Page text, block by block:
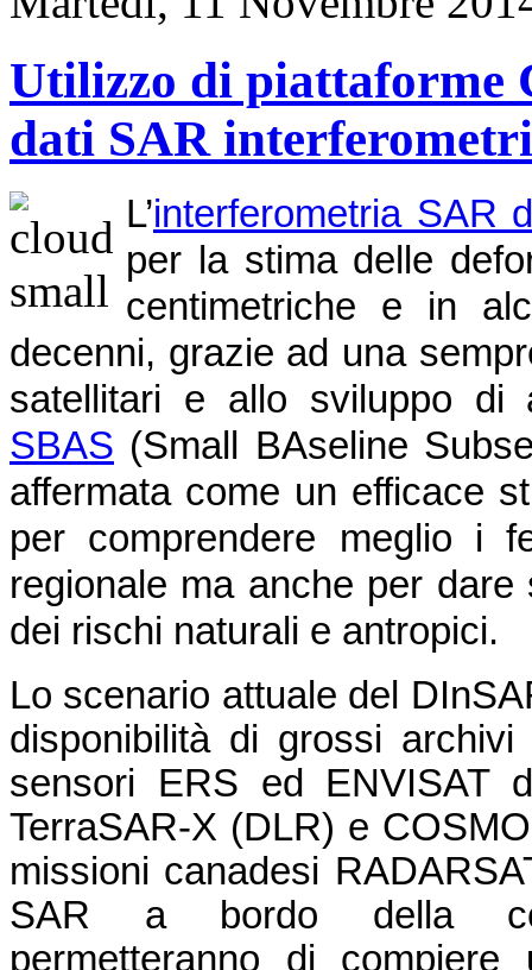
Utilizzo di piattaforme
dati SAR
L’interferometria SAR
per la stima delle
centimetriche e in
decenni, grazie ad una
satellitari e allo sviluppo
SBAS (Small BAseline
affermata come un efficace
per comprendere meglio i
regionale ma anche per
dei rischi naturali e antropici.
Lo scenario attuale del
disponibilità di grossi
sensori ERS ed ENVISAT
TerraSAR-X (DLR) e
missioni canadesi
SAR a bordo della
permetteranno di